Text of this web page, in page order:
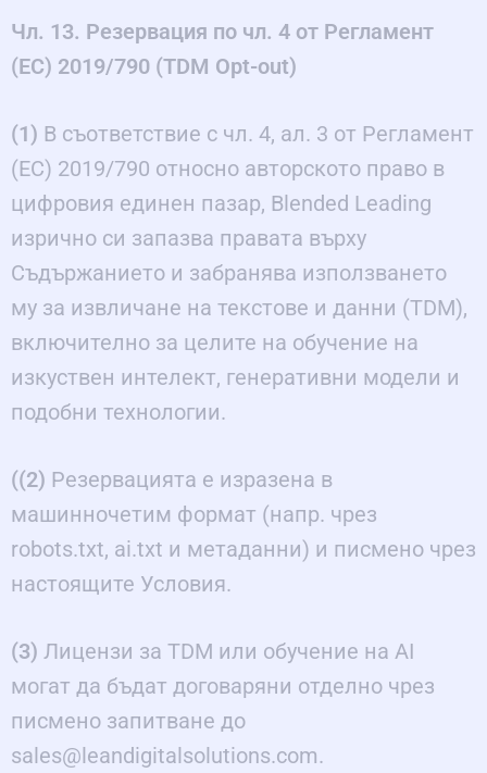
Чл. 13. Резервация по чл. 4 от Регламент
(ЕС) 2019/790 (TDM Opt-out)
(1) В съответствие с чл. 4, ал. 3 от Регламент
(ЕС) 2019/790 относно авторското право в
цифровия единен пазар, Blended Leading
изрично си запазва правата върху
Съдържанието и забранява използването
му за извличане на текстове и данни (TDM),
включително за целите на обучение на
изкуствен интелект, генеративни модели и
подобни технологии.
((2) Резервацията е изразена в
машинночетим формат (напр. чрез
robots.txt, ai.txt и метаданни) и писмено чрез
настоящите Условия.
(3) Лицензи за TDM или обучение на AI
могат да бъдат договаряни отделно чрез
писмено запитване до
sales@leandigitalsolutions.com.